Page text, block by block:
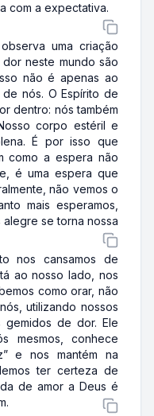
com a expectativa.
uma criação
neste mundo são
não é apenas ao
nós. O Espírito de
dentro: nós também
corpo estéril e
É por isso que
como a espera não
é uma espera que
não vemos o
mais esperamos,
alegre se torna nossa
nos cansamos de
ao nosso lado, nos
como orar, não
utilizando nossos
gemidos de dor. Ele
mesmos, conhece
e nos mantém na
ter certeza de
de amor a Deus é